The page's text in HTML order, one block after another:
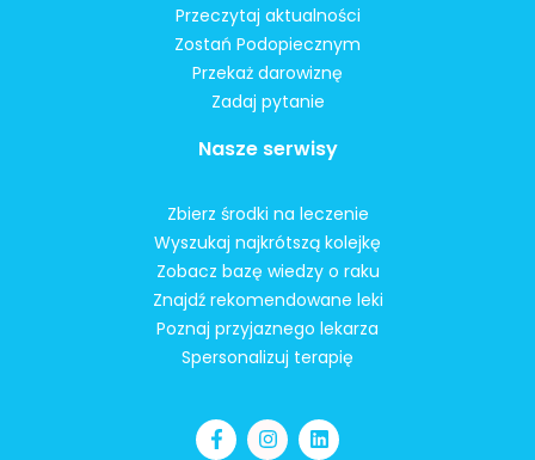
Przeczytaj aktualności
Zostań Podopiecznym
Przekaż darowiznę
Zadaj pytanie
Nasze serwisy
Zbierz środki na leczenie
Wyszukaj najkrótszą kolejkę
Zobacz bazę wiedzy o raku
Znajdź rekomendowane leki
Poznaj przyjaznego lekarza
Spersonalizuj terapię